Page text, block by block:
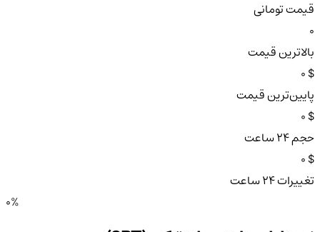
قیمت تومانی
بالاترین قیمت
$ 0
پایین‌ترین قیمت
$ 0
حجم ۲۴ ساعت
$ 0
تغییرات ۲۴ ساعت
0%